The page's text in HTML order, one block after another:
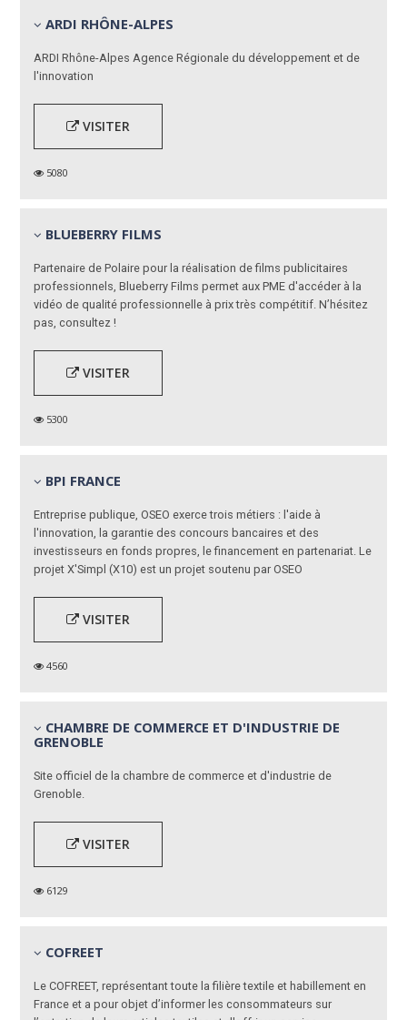
ARDI RHÔNE-ALPES
ARDI Rhône-Alpes Agence Régionale du développement et de
l'innovation
VISITER
5080
BLUEBERRY FILMS
Partenaire de Polaire pour la réalisation de films publicitaires
professionnels, Blueberry Films permet aux PME d'accéder à la
vidéo de qualité professionnelle à prix très compétitif. N’hésitez
pas, consultez !
VISITER
5300
BPI FRANCE
Entreprise publique, OSEO exerce trois métiers : l'aide à
l'innovation, la garantie des concours bancaires et des
investisseurs en fonds propres, le financement en partenariat. Le
projet X'Simpl (X10) est un projet soutenu par OSEO
VISITER
4560
CHAMBRE DE COMMERCE ET D'INDUSTRIE DE
GRENOBLE
Site officiel de la chambre de commerce et d'industrie de
Grenoble.
VISITER
6129
COFREET
Le COFREET, représentant toute la filière textile et habillement en
France et a pour objet d’informer les consommateurs sur